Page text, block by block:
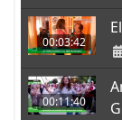
00:03:42
00:11:40